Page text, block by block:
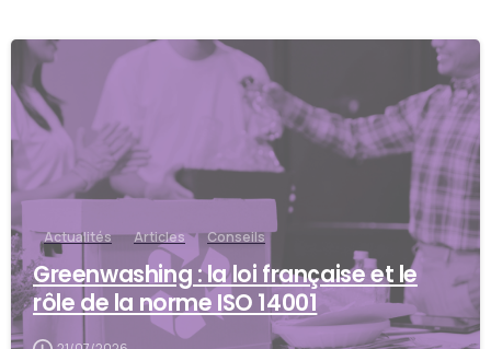
Actualités Articles Conseils
Greenwashing : la loi française et le
rôle de la norme ISO 14001